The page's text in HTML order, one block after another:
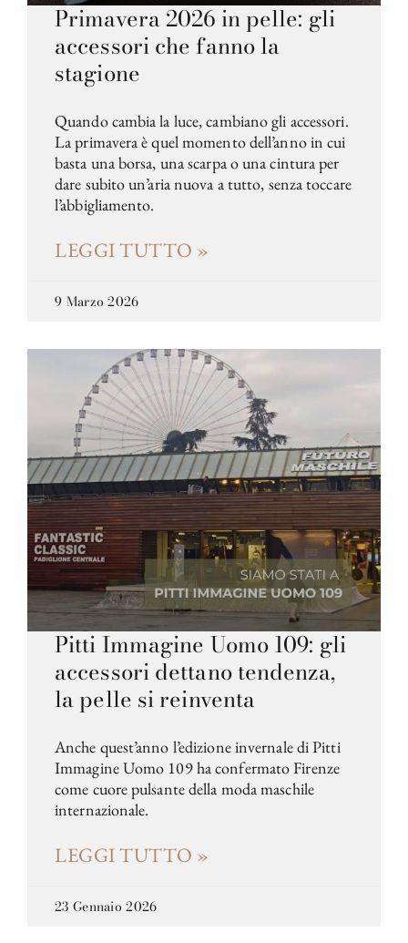
Primavera 2026 in pelle: gli
accessori che fanno la
stagione
Quando cambia la luce, cambiano gli accessori.
La primavera è quel momento dell’anno in cui
basta una borsa, una scarpa o una cintura per
dare subito un’aria nuova a tutto, senza toccare
l’abbigliamento.
LEGGI TUTTO »
9 Marzo 2026
Pitti Immagine Uomo 109: gli
accessori dettano tendenza,
la pelle si reinventa
Anche quest’anno l’edizione invernale di Pitti
Immagine Uomo 109 ha confermato Firenze
come cuore pulsante della moda maschile
internazionale.
LEGGI TUTTO »
23 Gennaio 2026